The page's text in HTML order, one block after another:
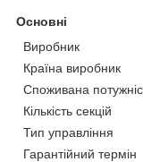
Основні
Виробник
Країна виробник
Споживана
Кількість секцій
Тип управління
Гарантійний термін